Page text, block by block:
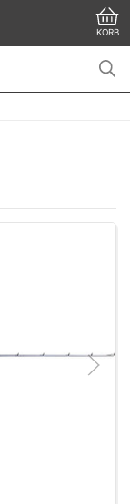
KORB